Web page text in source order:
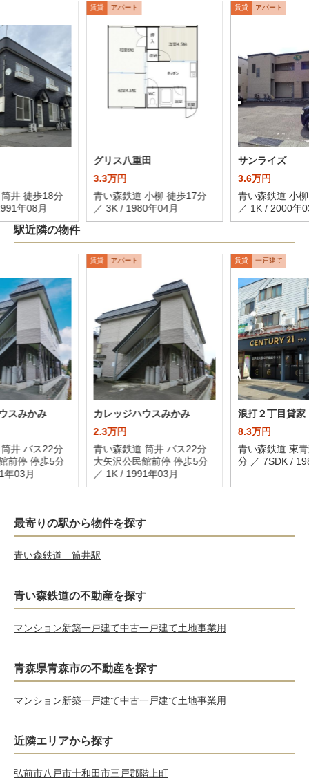
井 徒歩18分
年08月
賃貸 アパート
グリス八重田
3.3万円
青い森鉄道 小柳 徒歩17分
／ 3K / 1980年04月
賃貸 アパート
サンライズ
3.6万円
青い森鉄道 小
／ 1K / 2000年
駅近隣の物件
スみかみ
井 バス22分
前停 停歩5分
年03月
賃貸 アパート
カレッジハウスみかみ
2.3万円
青い森鉄道 筒井 バス22分
大矢沢公民館前停 停歩5分
／ 1K / 1991年03月
賃貸 一戸建て
浪打２丁目貸家
8.3万円
青い森鉄道 東
分 ／ 7SDK /
最寄りの駅から物件を探す
青い森鉄道 筒井駅
青い森鉄道の不動産を探す
マンション新築一戸建て中古一戸建て土地事業用
青森県青森市の不動産を探す
マンション新築一戸建て中古一戸建て土地事業用
近隣エリアから探す
弘前市八戸市十和田市三戸郡階上町